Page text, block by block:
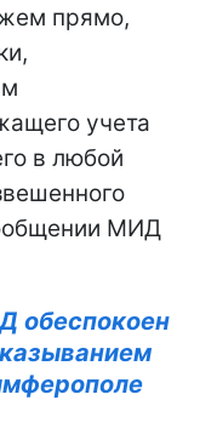
прямо,
учета
в любой
МИД
обеспокоен